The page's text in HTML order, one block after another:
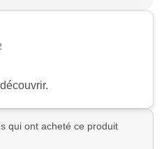
qui ont acheté ce produit